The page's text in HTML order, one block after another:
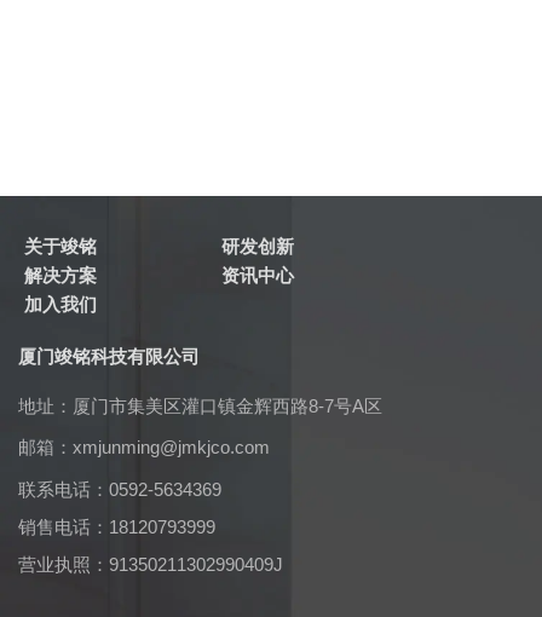
关于竣铭
研发创新
解决方案
资讯中心
加入我们
厦门竣铭科技有限公司
地址：厦门市集美区灌口镇金辉西路8-7号A区
邮箱： xmjunming@jmkjco.com
联系电话：0592-5634369
销售电话：18120793999
营业执照：91350211302990409J